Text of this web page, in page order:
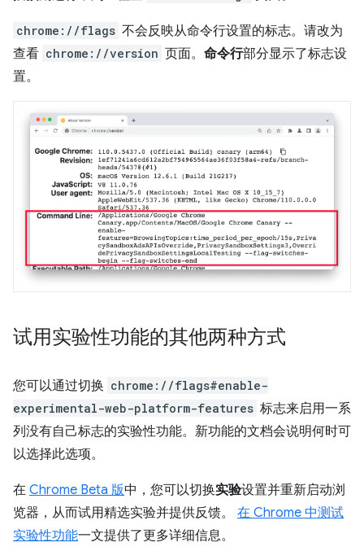
chrome://flags 不会反映从命令行设置的标志。请改为
查看 chrome://version 页面。 命令行部分显示了标志设
置。
试用实验性功能的其他两种方式
您可以通过切换 chrome://flags#enable-
experimental-web-platform-features 标志来启用一系
列没有自己标志的实验性功能。新功能的文档会说明何时可
以选择此选项。
在 Chrome Beta 版中，您可以切换实验设置并重新启动浏
览器，从而试用精选实验并提供反馈。 在 Chrome 中测试
实验性功能一文提供了更多详细信息。